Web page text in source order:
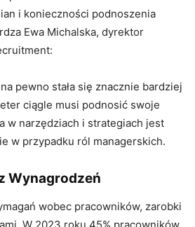
i konieczności podnoszenia
Ewa Michalska, dyrektor
pewno stała się znacznie bardziej
ciągle musi podnosić swoje
w narzędziach i strategiach jest
w przypadku ról managerskich.
Wynagrodzeń
wobec pracowników, zarobki